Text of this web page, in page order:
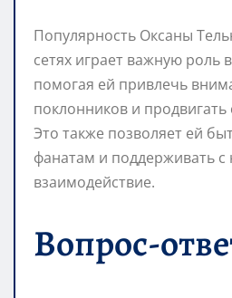
Популярность Оксаны
сетях играет важную роль
помогая ей привлечь
поклонников и продвигать
Это также позволяет ей
фанатам и поддерживать с
взаимодействие.
Вопрос-